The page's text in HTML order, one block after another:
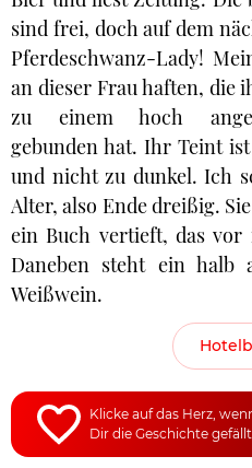
sind frei, doch auf dem
Pferdeschwanz-Lady!
an dieser Frau haften, die
zu einem hoch
gebunden hat. Ihr Teint
und nicht zu dunkel. Ich
Alter, also Ende dreißig.
ein Buch vertieft, das
Daneben steht ein halb
Weißwein.
Klicke auf das Herz,
Dir die Geschichte gefällt